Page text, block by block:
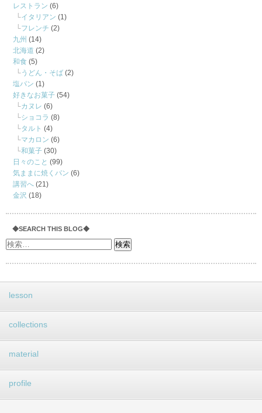
レストラン (6)
イタリアン (1)
フレンチ (2)
九州 (14)
北海道 (2)
和食 (5)
うどん・そば (2)
塩パン (1)
好きなお菓子 (54)
カヌレ (6)
ショコラ (8)
タルト (4)
マカロン (6)
和菓子 (30)
日々のこと (99)
気ままに焼くパン (6)
講習へ (21)
金沢 (18)
◆SEARCH THIS BLOG◆
lesson
collections
material
profile